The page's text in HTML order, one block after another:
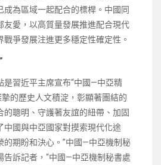
成為區域一起配合的標桿。中國同
友愛，以高質量發展推進配合現代
爭發展注進更多穩定性確定性。
是習近平主席宣布“中國—中亞精
摯的歷史人文積淀，彰顯著團結的
的聰明、守護著友誼的紐帶、加固
中國與中亞國家對摸索現代化途
的期盼和決心。”中國—中亞機制秘
告訴記者，“中國—中亞機制秘書處